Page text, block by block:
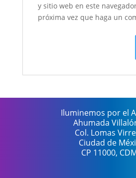
y sitio web en este
próxima vez que haga un
Iluminemos por el
Ahumada
Col. Lomas
Ciudad de
CP 11000,